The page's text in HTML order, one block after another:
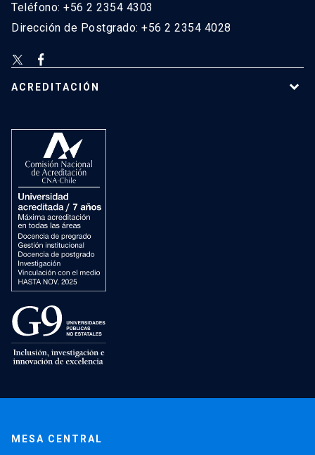
Teléfono: +56 2 2354 4303
Dirección de Postgrado: +56 2 2354 4028
ACREDITACIÓN
MESA CENTRAL